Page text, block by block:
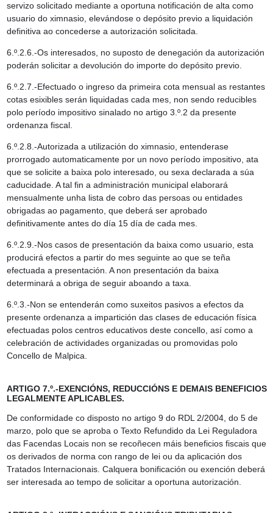
servizo solicitado mediante a oportuna notificación de alta como
usuario do ximnasio, elevándose o depósito previo a liquidación
definitiva ao concederse a autorización solicitada.
6.º.2.6.-Os interesados, no suposto de denegación da autorización
poderán solicitar a devolución do importe do depósito previo.
6.º.2.7.-Efectuado o ingreso da primeira cota mensual as restantes
cotas esixibles serán liquidadas cada mes, non sendo reducibles
polo período impositivo sinalado no artigo 3.º.2 da presente
ordenanza fiscal.
6.º.2.8.-Autorizada a utilización do ximnasio, entenderase
prorrogado automaticamente por un novo período impositivo, ata
que se solicite a baixa polo interesado, ou sexa declarada a súa
caducidade. A tal fin a administración municipal elaborará
mensualmente unha lista de cobro das persoas ou entidades
obrigadas ao pagamento, que deberá ser aprobado
definitivamente antes do día 15 día de cada mes.
6.º.2.9.-Nos casos de presentación da baixa como usuario, esta
producirá efectos a partir do mes seguinte ao que se teña
efectuada a presentación. A non presentación da baixa
determinará a obriga de seguir aboando a taxa.
6.º.3.-Non se entenderán como suxeitos pasivos a efectos da
presente ordenanza a impartición das clases de educación física
efectuadas polos centros educativos deste concello, así como a
celebración de actividades organizadas ou promovidas polo
Concello de Malpica.
ARTIGO 7.º.-EXENCIÓNS, REDUCCIÓNS E DEMAIS BENEFICIOS
LEGALMENTE APLICABLES.
De conformidade co disposto no artigo 9 do RDL 2/2004, do 5 de
marzo, polo que se aproba o Texto Refundido da Lei Reguladora
das Facendas Locais non se recoñecen máis beneficios fiscais que
os derivados de norma con rango de lei ou da aplicación dos
Tratados Internacionais. Calquera bonificación ou exención deberá
ser interesada ao tempo de solicitar a oportuna autorización.